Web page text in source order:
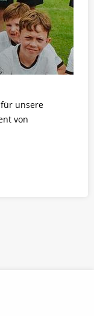
für unsere
von